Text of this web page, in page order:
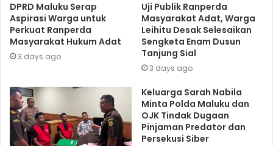
DPRD Maluku Serap
Aspirasi Warga untuk
Perkuat Ranperda
Masyarakat Hukum Adat
3 days ago
Uji Publik Ranperda
Masyarakat Adat, Warga
Leihitu Desak Selesaikan
Sengketa Enam Dusun
Tanjung Sial
3 days ago
Keluarga Sarah Nabila
Minta Polda Maluku dan
OJK Tindak Dugaan
Pinjaman Predator dan
Persekusi Siber